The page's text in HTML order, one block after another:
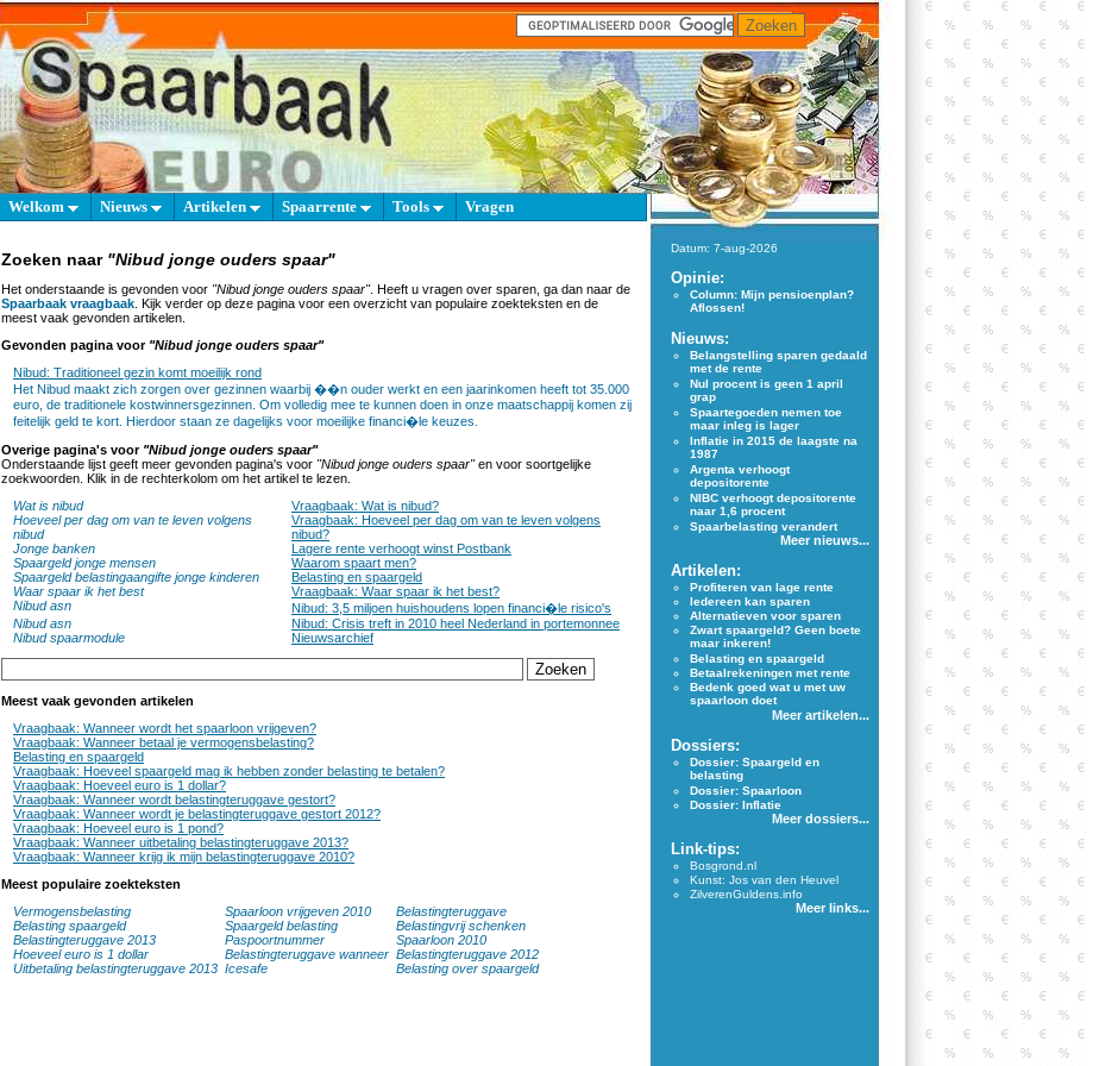
Welkom Nieuws Artikelen Spaarrente Tools Vragen
Zoeken naar "Nibud jonge ouders spaar"
Het onderstaande is gevonden voor "Nibud jonge ouders spaar". Heeft u vragen over sparen, ga dan naar de
Spaarbaak vraagbaak . Kijk verder op deze pagina voor een overzicht van populaire zoekteksten en de
meest vaak gevonden artikelen.
Gevonden pagina voor "Nibud jonge ouders spaar"
Nibud: Traditioneel gezin komt moeilijk rond
Het Nibud maakt zich zorgen over gezinnen waarbij ��n ouder werkt en een jaarinkomen heeft tot 35.000
euro, de traditionele kostwinnersgezinnen. Om volledig mee te kunnen doen in onze maatschappij komen zij
feitelijk geld te kort. Hierdoor staan ze dagelijks voor moeilijke financi�le keuzes.
Overige pagina's voor "Nibud jonge ouders spaar"
Onderstaande lijst geeft meer gevonden pagina's voor "Nibud jonge ouders spaar"en voor soortgelijke
zoekwoorden. Klik in de rechterkolom om het artikel te lezen.
Wat is nibud
Vraagbaak: Wat is nibud?
Hoeveel per dag om van te leven volgens
nibud
Vraagbaak: Hoeveel per dag om van te leven volgens
nibud?
Jonge banken
Lagere rente verhoogt winst Postbank
Spaargeld jonge mensen
Waarom spaart men?
Spaargeld belastingaangifte jonge kinderen
Belasting en spaargeld
Waar spaar ik het best
Vraagbaak: Waar spaar ik het best?
Nibud asn
Nibud: 3,5 miljoen huishoudens lopen financi�le risico's
Nibud asn
Nibud: Crisis treft in 2010 heel Nederland in portemonnee
Nibud spaarmodule
Nieuwsarchief
Meest vaak gevonden artikelen
Vraagbaak: Wanneer wordt het spaarloon vrijgeven?
Vraagbaak: Wanneer betaal je vermogensbelasting?
Belasting en spaargeld
Vraagbaak: Hoeveel spaargeld mag ik hebben zonder belasting te betalen?
Vraagbaak: Hoeveel euro is 1 dollar?
Vraagbaak: Wanneer wordt belastingteruggave gestort?
Vraagbaak: Wanneer wordt je belastingteruggave gestort 2012?
Vraagbaak: Hoeveel euro is 1 pond?
Vraagbaak: Wanneer uitbetaling belastingteruggave 2013?
Vraagbaak: Wanneer krijg ik mijn belastingteruggave 2010?
Meest populaire zoekteksten
Vermogensbelasting
Spaarloon vrijgeven 2010
Belastingteruggave
Belasting spaargeld
Spaargeld belasting
Belastingvrij schenken
Belastingteruggave 2013
Paspoortnummer
Spaarloon 2010
Hoeveel euro is 1 dollar
Belastingteruggave wanneer Belastingteruggave 2012
Uitbetaling belastingteruggave 2013 Icesafe Belasting over spaargeld
Datum: 7-aug-2026
Opinie:
Column: Mijn pensioenplan?
Aflossen!
Nieuws:
Belangstelling sparen gedaald
met de rente
Nul procent is geen 1 april
grap
Spaartegoeden nemen toe
maar inleg is lager
Inflatie in 2015 de laagste na
1987
Argenta verhoogt
depositorente
NIBC verhoogt depositorente
naar 1,6 procent
Spaarbelasting verandert
Meer nieuws...
Artikelen:
Profiteren van lage rente
Iedereen kan sparen
Alternatieven voor sparen
Zwart spaargeld? Geen boete
maar inkeren!
Belasting en spaargeld
Betaalrekeningen met rente
Bedenk goed wat u met uw
spaarloon doet
Meer artikelen...
Dossiers:
Dossier: Spaargeld en
belasting
Dossier: Spaarloon
Dossier: Inflatie
Meer dossiers...
Link-tips:
Bosgrond.nl
Kunst: Jos van den Heuvel
ZilverenGuldens.info
Meer links...